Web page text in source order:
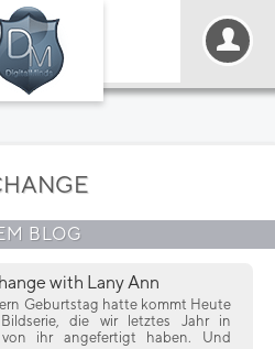
BLOG
with Lany Ann
Geburtstag hatte kommt Heute
die wir letztes Jahr in
von ihr angefertigt haben. Und